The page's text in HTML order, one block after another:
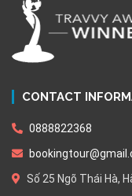
CONTACT
0888822368
Số 25 Ngõ Thái Hà,